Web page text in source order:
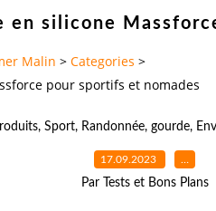
en silicone
Malin > Categories >
pour sportifs et nomades
, Sport, Randonnée, gourde,
17.09.2023 …
Par Tests et Bons Plans